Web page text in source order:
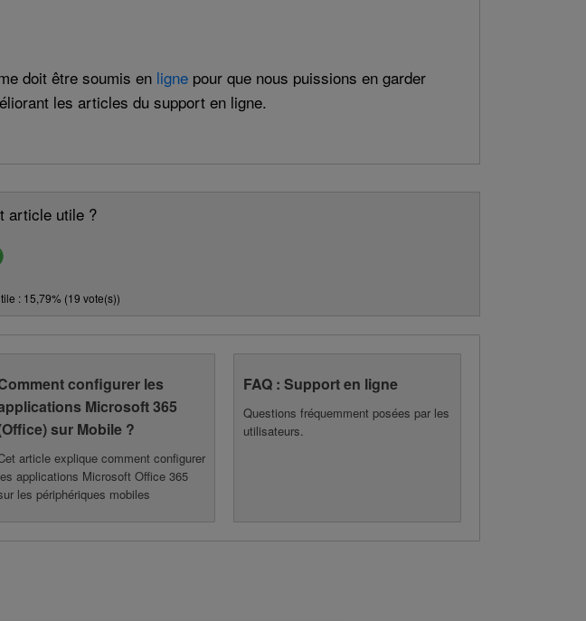
doit être soumis en ligne pour que nous puissions en garder
les articles du support en ligne.
article utile ?
: 15,79% (19 vote(s))
configurer les
Microsoft 365
sur Mobile ?
article explique comment configurer
applications Microsoft Office 365
les périphériques mobiles
FAQ : Support en ligne
Questions fréquemment posées par les
utilisateurs.